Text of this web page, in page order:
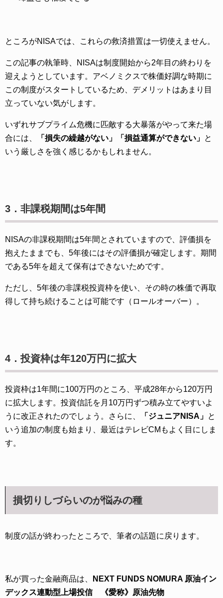
ところがNISAでは、これらの救済措置は一切使えません。
この記事の執筆時、NISAは制度開始から2年目の終わりを
迎えようとしています。アベノミクスで株価好調な時期に
この制度がスタートしているため、デメリットはあまり目
立っていない気がします。
いずれサブプライム危機に匹敵する大暴落がやって来た場
合には、
「損失の繰越がない」「損益通算ができない」 と
いう厳しさを強く感じるかもしれません。
3．非課税期間は5年間
NISAの非課税期間は5年間とされていますので、評価損を
抱えたままでも、5年後にはその評価損が確定します。期間
である5年を超えて保有はできないためです。
ただし、5年後の非課税投資枠を使い、その時の株価で再取
得して持ち続けることは可能です（ロールオーバー）。
4．投資枠は年120万円に拡大
投資枠は1年間に100万円のところ、平成28年から120万円
に拡大します。投資信託を月10万円ずつ積み立てやすいよ
うに改正されたのでしょう。さらに、
「ジュニアNISA」 と
いう追加の制度も始まり、最近はテレビCMもよく目にしま
す。
損切りしづらいのが悩みの種
制度の話が終わったところで、筆者の話題に戻ります。
私が買った金融商品は、
NEXT FUNDS NOMURA 原油イン
デックス連動型上場投信 《愛称》原油先物